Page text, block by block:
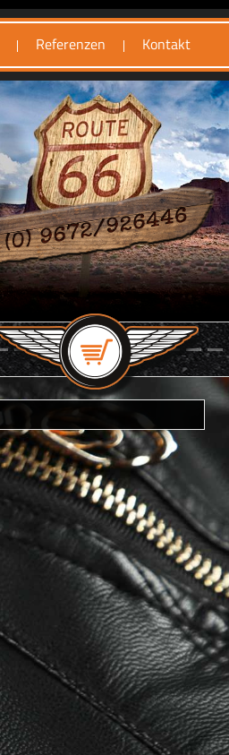
Referenzen Kontakt